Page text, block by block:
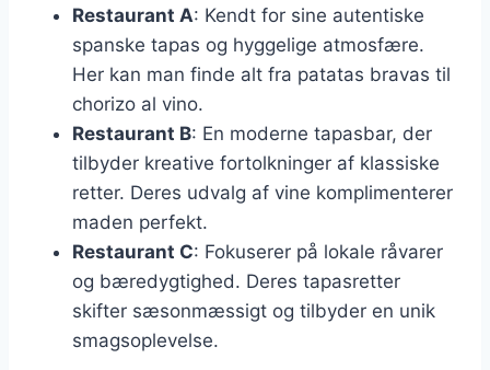
Restaurant A: Kendt for sine autentiske
spanske tapas og hyggelige atmosfære.
Her kan man finde alt fra patatas bravas til
chorizo al vino.
Restaurant B: En moderne tapasbar, der
tilbyder kreative fortolkninger af klassiske
retter. Deres udvalg af vine komplimenterer
maden perfekt.
Restaurant C: Fokuserer på lokale råvarer
og bæredygtighed. Deres tapasretter
skifter sæsonmæssigt og tilbyder en unik
smagsoplevelse.